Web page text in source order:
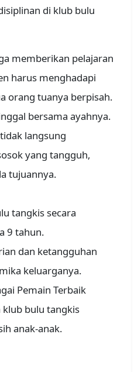
di klub bulu
memberikan pelajaran
harus menghadapi
orang tuanya berpisah.
bersama ayahnya.
langsung
yang tangguh,
tujuannya.
tangkis secara
9 tahun.
dan ketangguhan
keluarganya.
Pemain Terbaik
klub bulu tangkis
anak-anak.